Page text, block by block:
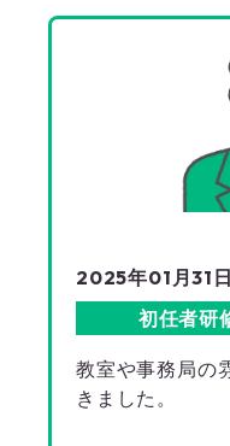
2025年01月31日
初任者研
教室や事務局の
きました。